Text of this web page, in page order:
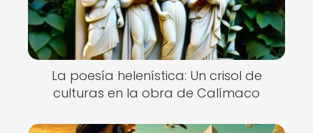
La poesía helenística: Un crisol de
culturas en la obra de Calímaco